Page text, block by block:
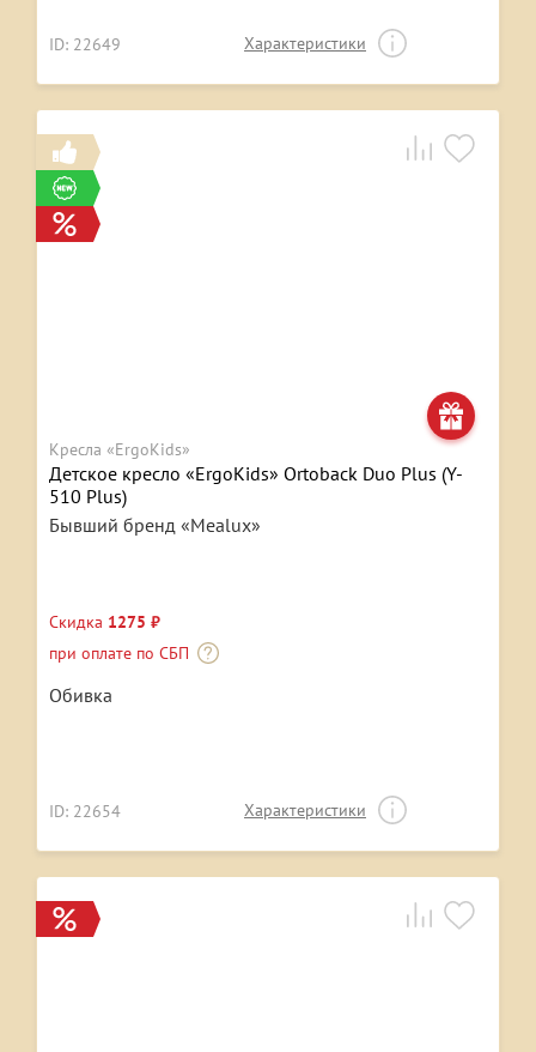
ID: 22649 Характеристики
Кресла «ErgoKids»
Детское кресло «ErgoKids» Ortoback Duo Plus (Y-
510 Plus)
Бывший бренд «Mealux»
Скидка 1275 ₽
при оплате по СБП
Обивка
ID: 22654 Характеристики